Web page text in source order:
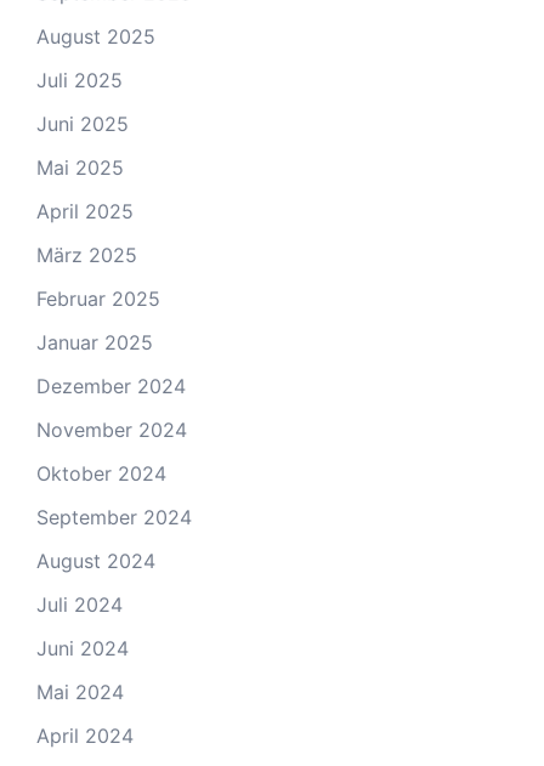
August 2025
Juli 2025
Juni 2025
Mai 2025
April 2025
März 2025
Februar 2025
Januar 2025
Dezember 2024
November 2024
Oktober 2024
September 2024
August 2024
Juli 2024
Juni 2024
Mai 2024
April 2024